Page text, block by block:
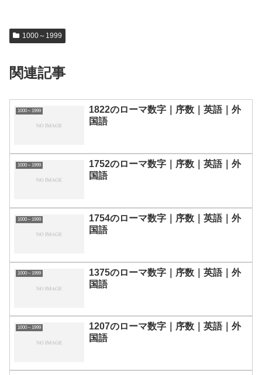
1000～1999
関連記事
1000～1999
1822のローマ数字｜序数｜英語｜外
国語
1000～1999
1752のローマ数字｜序数｜英語｜外
国語
1000～1999
1754のローマ数字｜序数｜英語｜外
国語
1000～1999
1375のローマ数字｜序数｜英語｜外
国語
1000～1999
1207のローマ数字｜序数｜英語｜外
国語